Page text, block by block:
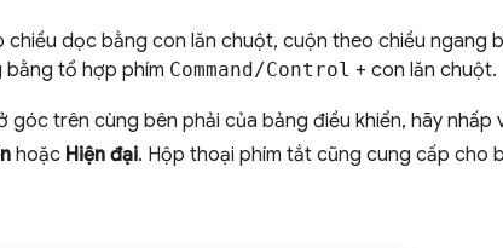
chiều dọc bằng con lăn chuột, cuộn theo chiều ngang
tổ hợp phím Command/Control + con lăn chuột.
góc trên cùng bên phải của bảng điều khiển, hãy nhấp
hoặc Hiện đại. Hộp thoại phím tắt cũng cung cấp cho